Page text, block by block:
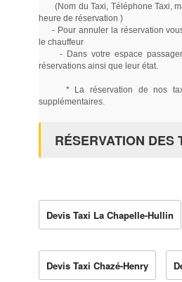
(Nom du Taxi, Téléphone Taxi,
heure de réservation )
- Pour annuler la réservation
le chauffeur
- Dans votre espace passager
réservations ainsi que leur état.
* La réservation de nos
supplémentaires.
RÉSERVATION DES
Devis Taxi La Chapelle-Hullin
Devis Taxi Chazé-Henry